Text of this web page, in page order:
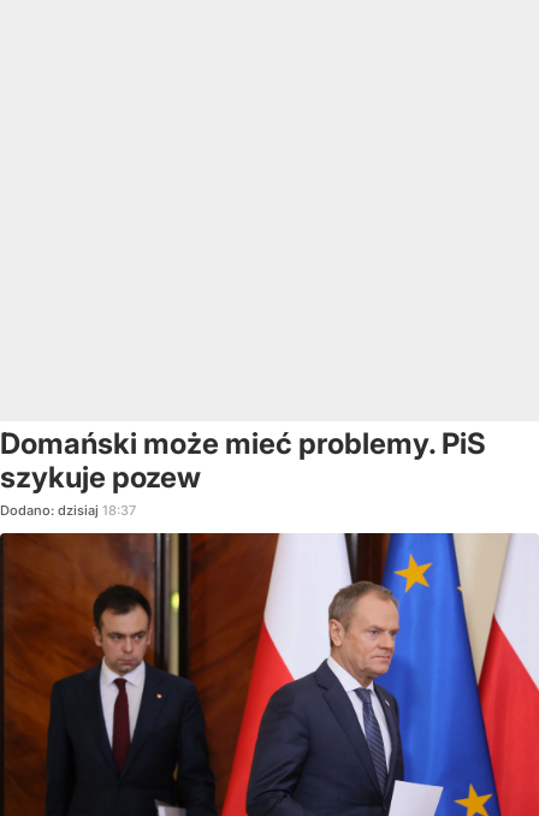
Domański może mieć problemy. PiS
szykuje pozew
Dodano: dzisiaj 18:37